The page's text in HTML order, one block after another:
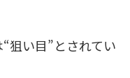
狙い目”とされてい